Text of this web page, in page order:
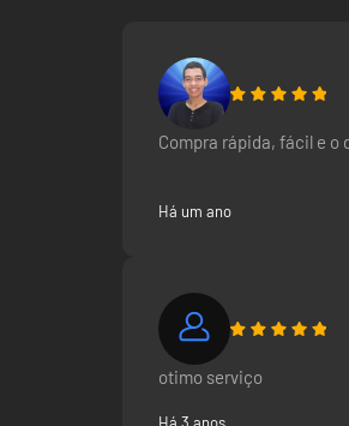
Compra rápida, fácil e o
Há um ano
otimo serviço
Há 3 anos